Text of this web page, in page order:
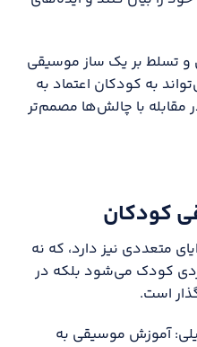
و تسلط بر یک ساز موسیقی
به کودکان اعتماد به
مقابله با چالش‌ها مصمم‌تر
کودکان
متعددی نیز دارد، که نه
کودک می‌شود بلکه در
است.
آموزش موسیقی به